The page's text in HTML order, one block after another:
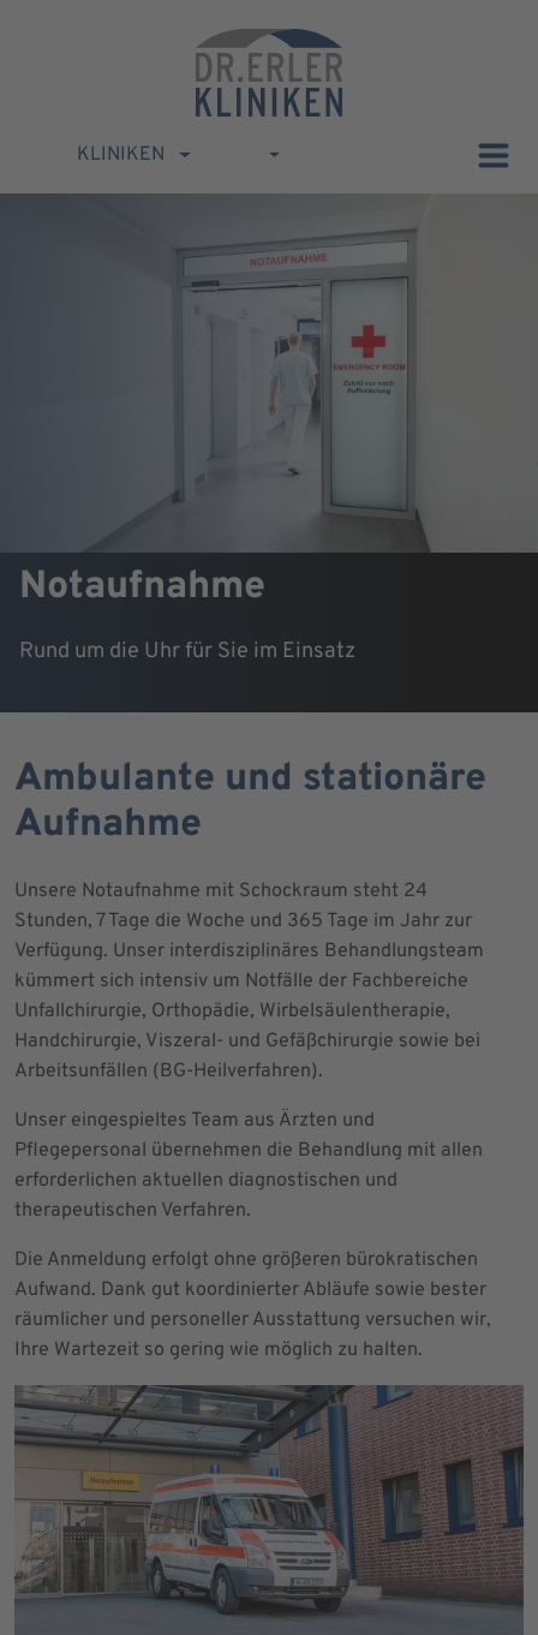
KLINIKEN
Notaufnahme
Rund um die Uhr für Sie im Einsatz
Ambulante und stationäre
Aufnahme
Unsere Notaufnahme mit Schockraum steht 24
Stunden, 7 Tage die Woche und 365 Tage im Jahr zur
Verfügung. Unser interdisziplinäres Behandlungsteam
kümmert sich intensiv um Notfälle der Fachbereiche
Unfallchirurgie, Orthopädie, Wirbelsäulentherapie,
Handchirurgie, Viszeral- und Gefäßchirurgie sowie bei
Arbeitsunfällen (BG-Heilverfahren).
Unser eingespieltes Team aus Ärzten und
Pflegepersonal übernehmen die Behandlung mit allen
erforderlichen aktuellen diagnostischen und
therapeutischen Verfahren.
Die Anmeldung erfolgt ohne größeren bürokratischen
Aufwand. Dank gut koordinierter Abläufe sowie bester
räumlicher und personeller Ausstattung versuchen wir,
Ihre Wartezeit so gering wie möglich zu halten.